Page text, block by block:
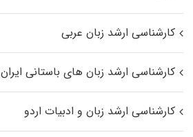
کارشناسی ارشد زبان عربی
کارشناسی ارشد زبان‌ های باستانی ایران
کارشناسی ارشد زبان و ادبیات اردو